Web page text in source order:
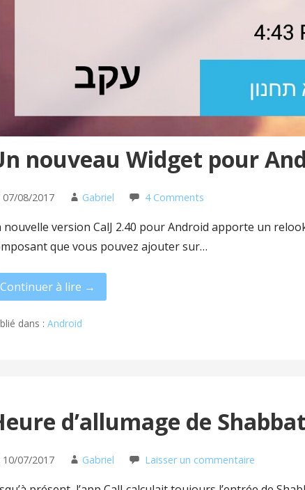
nouveau Widget pour
07/08/2017 Gabriel 4 Comments
nouvelle version CalJ 2.40 pour Android apporte un
que vous pouvez ajouter sur…
Continuer à lire →
dans :Android
d’allumage de Shabbat
10/07/2017 Gabriel Laisser un commentaire